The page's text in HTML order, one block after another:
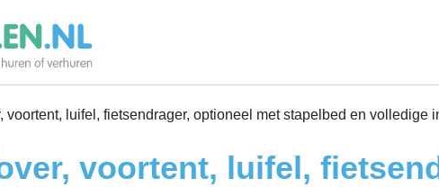
voortent, luifel, fietsendrager, optioneel met stapelbed en volledige
voortent, luifel,